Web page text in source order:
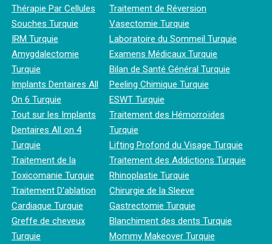
Thérapie Par Cellules
Souches Turquie
IRM Turquie
Amygdalectomie
Turquie
Implants Dentaires All
On 6 Turquie
Tout sur les Implants
Dentaires All on 4
Turquie
Traitement de la
Toxicomanie Turquie
Traitement D'ablation
Cardiaque Turquie
Greffe de cheveux
Turquie
Traitement de Réversion
Vasectomie Turquie
Laboratoire du Sommeil Turquie
Examens Médicaux Turquie
Bilan de Santé Général Turquie
Peeling Chimique Turquie
ESWT Turquie
Traitement des Hémorroïdes
Turquie
Lifting Profond du Visage Turquie
Traitement des Addictions Turquie
Rhinoplastie Turquie
Chirurgie de la Sleeve
Gastrectomie Turquie
Blanchiment des dents Turquie
Mommy Makeover Turquie